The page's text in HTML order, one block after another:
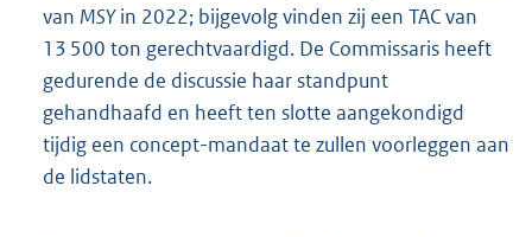
van MSYin 2022; bijgevolg vinden zij een TAC van
13 500 ton gerechtvaardigd. De Commissaris heeft
gedurende de discussie haar standpunt
gehandhaafd en heeft ten slotte aangekondigd
tijdig een concept-mandaat te zullen voorleggen aan
de lidstaten.